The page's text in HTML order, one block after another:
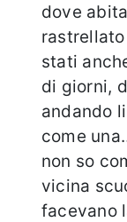
dove
stati
di giorni,
andando
come
non so
vicina
facevano